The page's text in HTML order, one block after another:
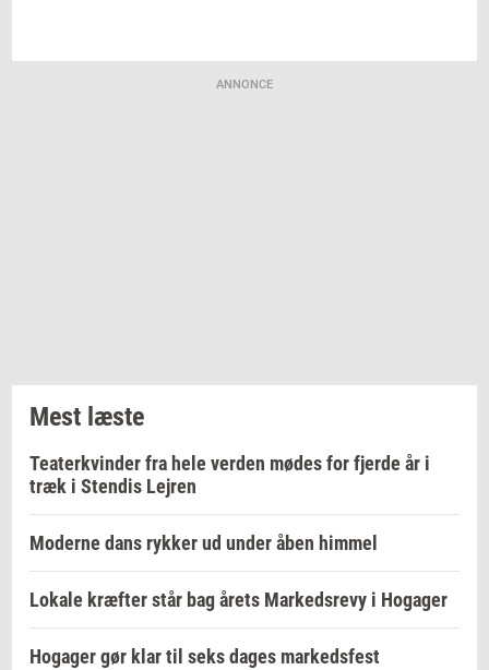
ANNONCE
Mest læste
Teaterkvinder fra hele verden mødes for fjerde år i
træk i Stendis Lejren
Moderne dans rykker ud under åben himmel
Lokale kræfter står bag årets Markedsrevy i Hogager
Hogager gør klar til seks dages markedsfest